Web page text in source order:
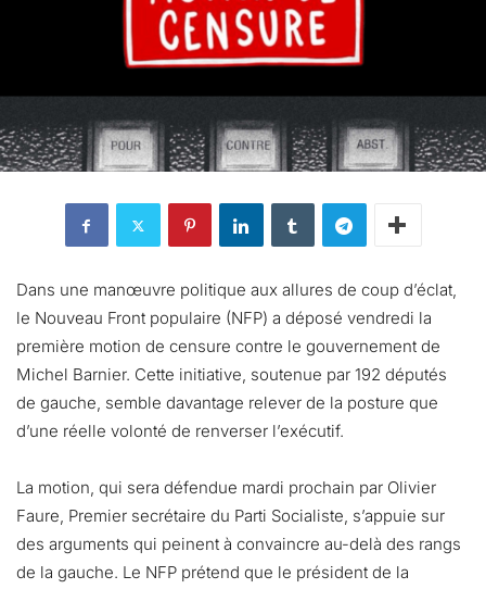
Dans une manœuvre politique aux allures de coup d’éclat,
le Nouveau Front populaire (NFP) a déposé vendredi la
première motion de censure contre le gouvernement de
Michel Barnier. Cette initiative, soutenue par 192 députés
de gauche, semble davantage relever de la posture que
d’une réelle volonté de renverser l’exécutif.
La motion, qui sera défendue mardi prochain par Olivier
Faure, Premier secrétaire du Parti Socialiste, s’appuie sur
des arguments qui peinent à convaincre au-delà des rangs
de la gauche. Le NFP prétend que le président de la